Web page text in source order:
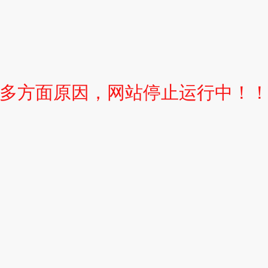
方面原因，网站停止运行中！